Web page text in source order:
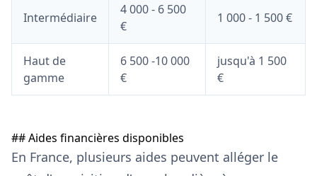
Intermédiaire
4 000 - 6 500
€
1 000 - 1 500 €
Haut de
gamme
6 500 -10 000
€
jusqu'à 1 500
€
## Aides financières disponibles
En France, plusieurs aides peuvent alléger le